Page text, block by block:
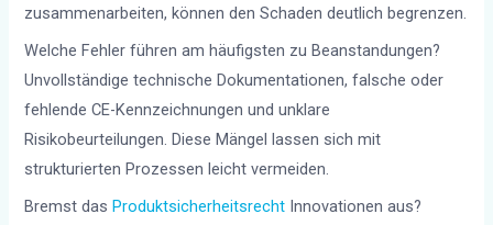
zusammenarbeiten, können den Schaden deutlich begrenzen.
Welche Fehler führen am häufigsten zu Beanstandungen?
Unvollständige technische Dokumentationen, falsche oder
fehlende CE-Kennzeichnungen und unklare
Risikobeurteilungen. Diese Mängel lassen sich mit
strukturierten Prozessen leicht vermeiden.
Bremst dasProduktsicherheitsrecht Innovationen aus?